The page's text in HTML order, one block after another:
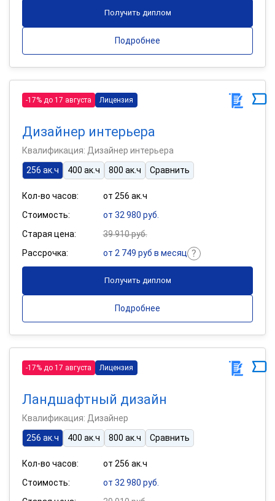
Получить диплом
Подробнее
-17% до 17 августа Лицензия
Дизайнер интерьера
Квалификация: Дизайнер интерьера
256 ак.ч
400 ак.ч 800 ак.ч Сравнить
Кол-во часов:
от 256 ак.ч
Стоимость:
от 32 980 руб.
Старая цена:
39 910 руб.
Рассрочка:
от 2 749 руб в месяц
Получить диплом
Подробнее
-17% до 17 августа Лицензия
Ландшафтный дизайн
Квалификация: Дизайнер
256 ак.ч
400 ак.ч 800 ак.ч Сравнить
Кол-во часов:
от 256 ак.ч
Стоимость:
от 32 980 руб.